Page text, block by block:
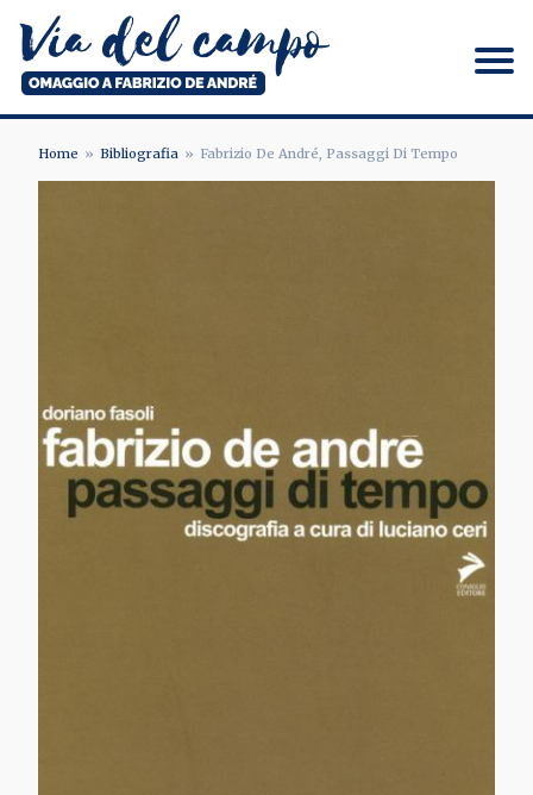
contenuto
principale
Via del campo
BRICIOLE
Home Bibliografia Fabrizio De André, Passaggi Di Tempo